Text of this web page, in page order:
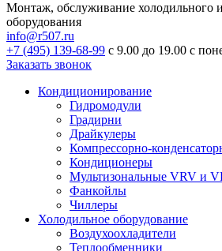
Монтаж, обслуживание холодильного
оборудования
info@r507.ru
+7 (495) 139-68-99 с 9.00 до 19.00 с
Заказать звонок
Кондиционирование
Гидромодули
Градирни
Драйкулеры
Компрессорно-
Кондиционеры
Мультизональные VRV и
Фанкойлы
Чиллеры
Холодильное оборудование
Воздухоохладители
Теплообменники